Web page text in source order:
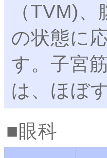
（TVM)
の状態に
す。子宮
は、ほぼ
眼科